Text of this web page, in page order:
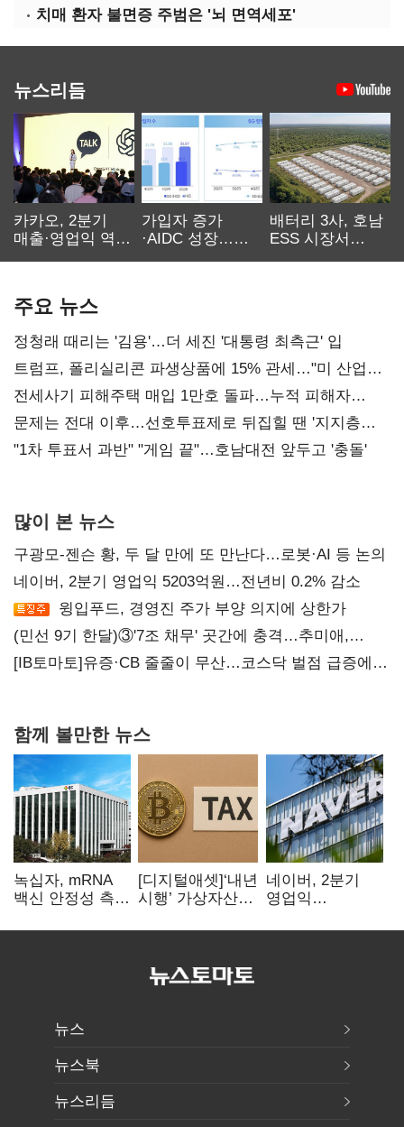
치매 환자 불면증 주범은 '뇌 면역세포'
뉴스리듬
카카오, 2분기
매출·영업익 역대
가입자 증가
·AIDC 성장…
배터리 3사, 호남
ESS 시장서
주요 뉴스
정청래 때리는 '김용'…더 세진 '대통령 최측근' 입
트럼프, 폴리실리콘 파생상품에 15% 관세…"미 산업
재건"
전세사기 피해주택 매입 1만호 돌파…누적 피해자
4만278명
문제는 전대 이후…선호투표제로 뒤집힐 땐 '지지층
불복'
"1차 투표서 과반" "게임 끝"…호남대전 앞두고 '충돌'
많이 본 뉴스
구광모-젠슨 황, 두 달 만에 또 만난다…로봇·AI 등 논의
네이버, 2분기 영업익 5203억원…전년비 0.2% 감소
윙입푸드, 경영진 주가 부양 의지에 상한가
(민선 9기 한달)③'7조 채무' 곳간에 충격…추미애,
20년만에 '비상재정' 선언 승부수
[IB토마토]유증·CB 줄줄이 무산…코스닥 벌점 급증에
함께 볼만한 뉴스
녹십자, mRNA
백신 안정성 측정
[디지털애셋]‘내년
시행’ 가상자산
문턱 넘을까
네이버, 2분기
영업익
전년비 0.2%
뉴스
뉴스북
뉴스리듬